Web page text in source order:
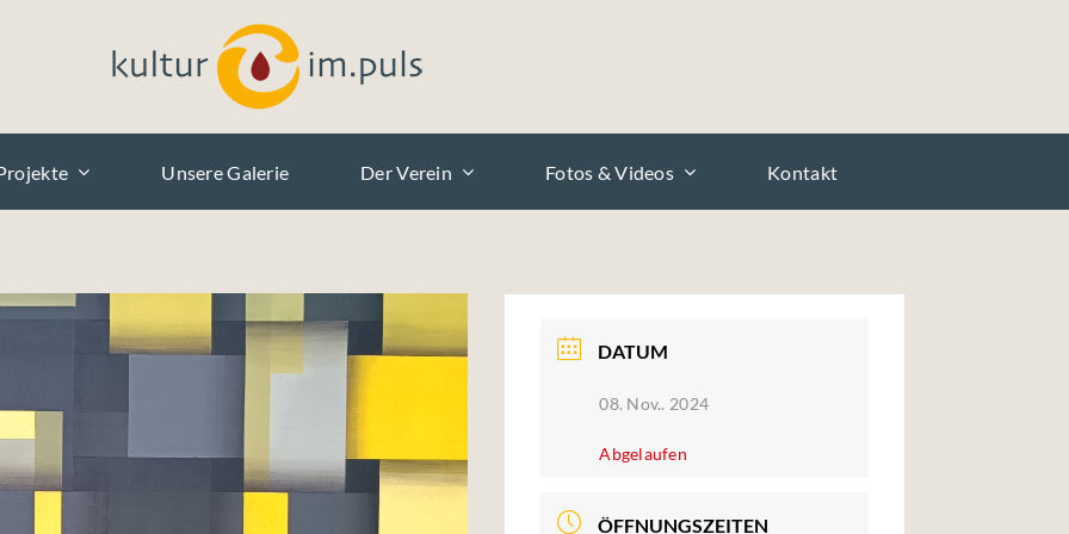
Unsere Galerie Der Verein Fotos & Videos Kontakt
DATUM
08. Nov.. 2024
Abgelaufen
ÖFFNUNGSZEITEN